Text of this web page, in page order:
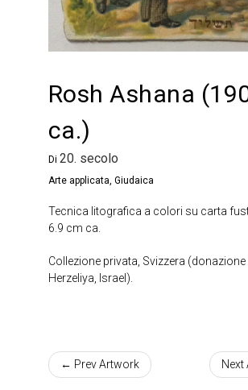
Rosh Ashana
ca.)
Di 20. secolo
Arte applicata Giudaica
Tecnica litografica a colori su carta
6.9 cm ca.
Collezione privata, Svizzera (donazione
Herzeliya, Israel).
← Prev Artwork